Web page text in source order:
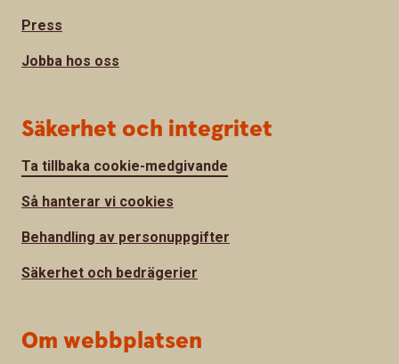
Press
Jobba hos oss
Säkerhet och integritet
Ta tillbaka cookie-medgivande
Så hanterar vi cookies
Behandling av personuppgifter
Säkerhet och bedrägerier
Om webbplatsen